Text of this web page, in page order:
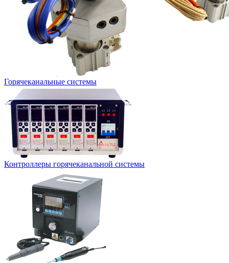
Горячеканальные системы
Контроллеры горячеканальной системы